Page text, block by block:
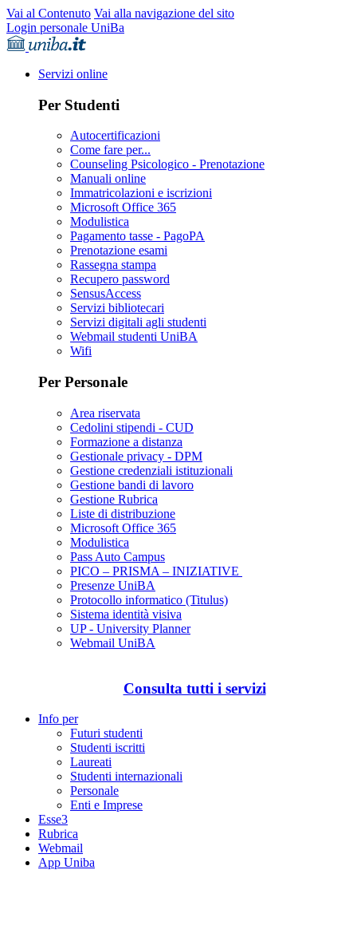
Vai al Contenuto Vai alla navigazione del sito
Login personale UniBa
Servizi online
Per Studenti
Autocertificazioni
Come fare per...
Counseling Psicologico - Prenotazione
Manuali online
Immatricolazioni e iscrizioni
Microsoft Office 365
Modulistica
Pagamento tasse - PagoPA
Prenotazione esami
Rassegna stampa
Recupero password
SensusAccess
Servizi bibliotecari
Servizi digitali agli studenti
Webmail studenti UniBA
Wifi
Per Personale
Area riservata
Cedolini stipendi - CUD
Formazione a distanza
Gestionale privacy - DPM
Gestione credenziali istituzionali
Gestione bandi di lavoro
Gestione Rubrica
Liste di distribuzione
Microsoft Office 365
Modulistica
Pass Auto Campus
PICO – PRISMA – INIZIATIVE
Presenze UniBA
Protocollo informatico (Titulus)
Sistema identità visiva
UP - University Planner
Webmail UniBA
Consulta tutti i servizi
Info per
Futuri studenti
Studenti iscritti
Laureati
Studenti internazionali
Personale
Enti e Imprese
Esse3
Rubrica
Webmail
App Uniba